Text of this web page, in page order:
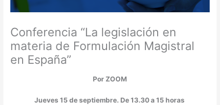
Conferencia “La legislación en
materia de Formulación Magistral
en España”
Por ZOOM
Jueves 15 de septiembre. De 13.30 a 15 horas